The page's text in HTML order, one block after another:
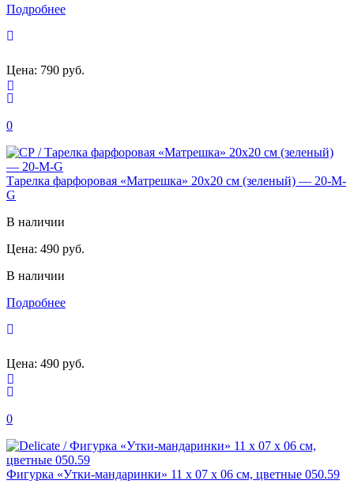
Подробнее
Цена: 790 руб.
0
Тарелка фарфоровая «Матрешка» 20х20 см (зеленый) — 20-M-
G
В наличии
Цена: 490 руб.
В наличии
Подробнее
Цена: 490 руб.
0
Фигурка «Утки-мандаринки» 11 х 07 х 06 см, цветные 050.59